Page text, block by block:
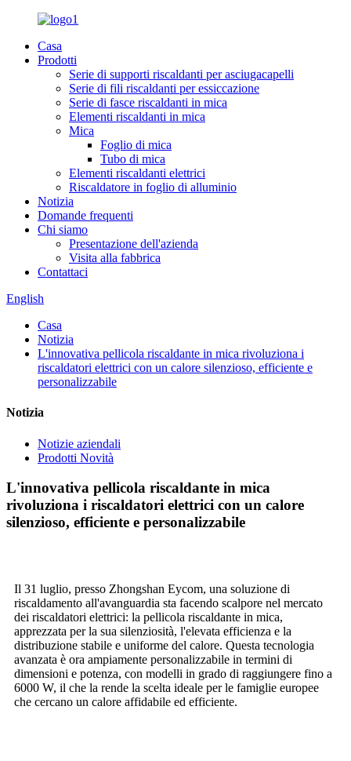
Casa
Prodotti
Serie di supporti riscaldanti per asciugacapelli
Serie di fili riscaldanti per essiccazione
Serie di fasce riscaldanti in mica
Elementi riscaldanti in mica
Mica
Foglio di mica
Tubo di mica
Elementi riscaldanti elettrici
Riscaldatore in foglio di alluminio
Notizia
Domande frequenti
Chi siamo
Presentazione dell'azienda
Visita alla fabbrica
Contattaci
English
Casa
Notizia
L'innovativa pellicola riscaldante in mica rivoluziona i
riscaldatori elettrici con un calore silenzioso, efficiente e
personalizzabile
Notizia
Notizie aziendali
Prodotti Novità
L'innovativa pellicola riscaldante in mica
rivoluziona i riscaldatori elettrici con un calore
silenzioso, efficiente e personalizzabile
Il 31 luglio, presso Zhongshan Eycom, una soluzione di
riscaldamento all'avanguardia sta facendo scalpore nel mercato
dei riscaldatori elettrici: la pellicola riscaldante in mica,
apprezzata per la sua silenziosità, l'elevata efficienza e la
distribuzione stabile e uniforme del calore. Questa tecnologia
avanzata è ora ampiamente personalizzabile in termini di
dimensioni e potenza, con modelli in grado di raggiungere fino a
6000 W, il che la rende la scelta ideale per le famiglie europee
che cercano un calore affidabile ed efficiente.